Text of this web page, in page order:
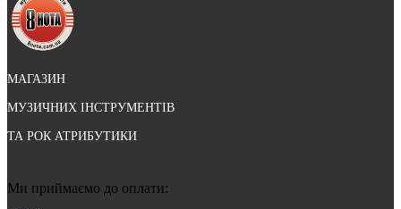
МАГАЗИН
МУЗИЧНИХ ІНСТРУМЕНТІВ
ТА РОК АТРИБУТИКИ
Ми приймаємо до оплати: